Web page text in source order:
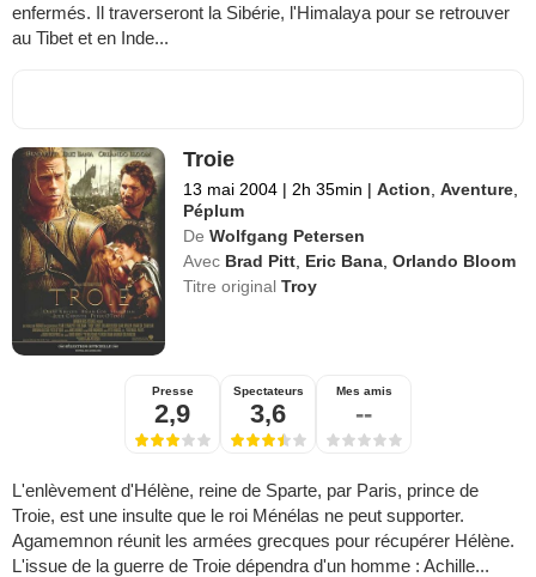
enfermés. Il traverseront la Sibérie, l'Himalaya pour se retrouver
au Tibet et en Inde...
Troie
13 mai 2004 | 2h 35min | Action ,Aventure
Péplum
De Wolfgang Petersen
Avec Brad Pitt Eric Bana ,Orlando Bloom
Titre originalTroy
Presse
2,9
Spectateurs
3,6
Mes amis
--
L'enlèvement d'Hélène, reine de Sparte, par Paris, prince de
Troie, est une insulte que le roi Ménélas ne peut supporter.
Agamemnon réunit les armées grecques pour récupérer Hélène.
L'issue de la guerre de Troie dépendra d'un homme : Achille...